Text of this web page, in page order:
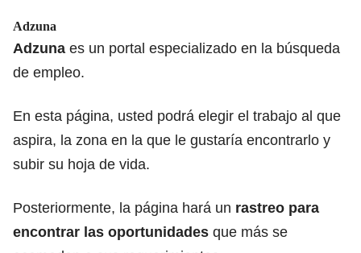
Adzuna
Adzuna es un portal especializado en la búsqueda
de empleo.
En esta página, usted podrá elegir el trabajo al que
aspira, la zona en la que le gustaría encontrarlo y
subir su hoja de vida.
Posteriormente, la página hará un rastreo para
encontrar las oportunidades que más se